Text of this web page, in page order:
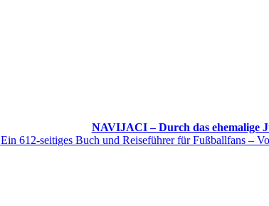
NAVIJACI – Durch das ehemalige
Ein 612-seitiges Buch und Reiseführer für Fußballfans –